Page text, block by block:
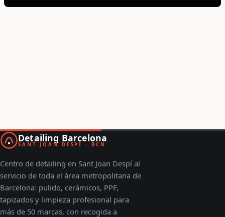
Detailing Barcelona
SANT JOAN DESPÍ · BCN
Centro de detailing en Sant Joan Despí al
servicio de toda el área metropolitana de
Barcelona: pulido, cerámicos, PPF,
tapizados y limpieza profesional para
más de 50 marcas, con recogida a